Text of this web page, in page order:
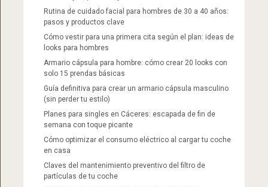
Rutina de cuidado facial para hombres de 30 a 40 años:
pasos y productos clave
Cómo vestir para una primera cita según el plan: ideas de
looks para hombres
Armario cápsula para hombre: cómo crear 20 looks con
solo 15 prendas básicas
Guía definitiva para crear un armario cápsula masculino
(sin perder tu estilo)
Planes para singles en Cáceres: escapada de fin de
semana con toque picante
Cómo optimizar el consumo eléctrico al cargar tu coche
en casa
Claves del mantenimiento preventivo del filtro de
partículas de tu coche